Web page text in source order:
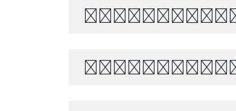
风起时，花落无声。月
The quick